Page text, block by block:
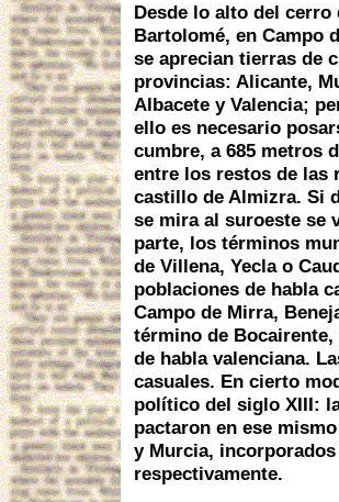
Desde lo alto del cerro
Bartolomé, en Campo
se aprecian tierras de
provincias: Alicante,
Albacete y Valencia;
ello es necesario
cumbre, a 685 metros
entre los restos de las
castillo de Almizra. Si
se mira al suroeste se
parte, los términos
de Villena, Yecla o
poblaciones de habla
Campo de Mirra,
término de
de habla valenciana.
casuales. En cierto
político del siglo XIII:
pactaron en ese
y Murcia,
respectivamente.